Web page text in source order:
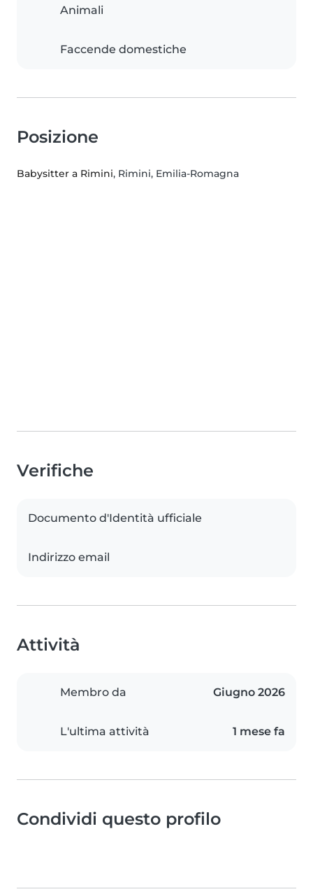
Animali
Faccende domestiche
Posizione
Babysitter a Rimini, Rimini, Emilia-Romagna
Verifiche
Documento d'Identità ufficiale
Indirizzo email
Attività
Membro da Giugno 2026
L'ultima attività 1 mese fa
Condividi questo profilo